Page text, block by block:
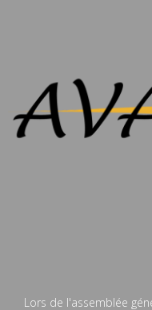
Lors de l'assemblée